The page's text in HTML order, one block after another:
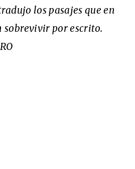
los pasajes que en
por escrito.